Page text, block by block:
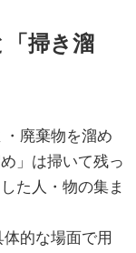
「掃き溜
廃棄物を溜め
」は掃いて残っ
た人・物の集ま
的な場面で用